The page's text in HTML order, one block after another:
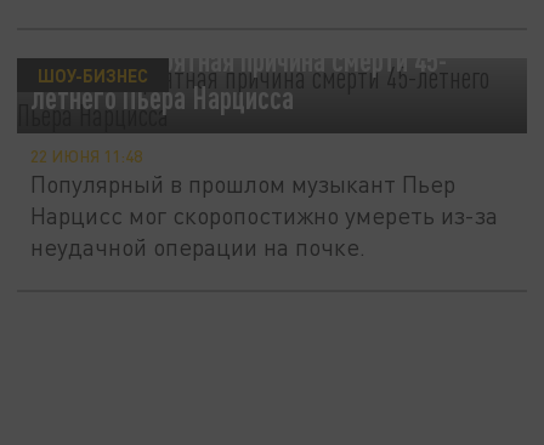
Названа вероятная причина смерти 45-
летнего Пьера Нарцисса
ШОУ-БИЗНЕС
22 ИЮНЯ 11:48
Популярный в прошлом музыкант Пьер
Нарцисс мог скоропостижно умереть из-за
неудачной операции на почке.